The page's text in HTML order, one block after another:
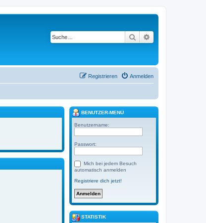
Suche
Anmelden
Registrieren
BENUTZER-MENÜ
Benutzername:
Passwort:
Mich bei jedem Besuch
automatisch anmelden
Registriere dich jetzt!
STATISTIK